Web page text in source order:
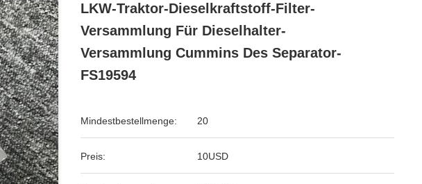
LKW-Traktor-Dieselkraftstoff-Filter-
Versammlung Für Dieselhalter-
Versammlung Cummins Des Separator-
FS19594
Mindestbestellmenge: 20
Preis: 10USD